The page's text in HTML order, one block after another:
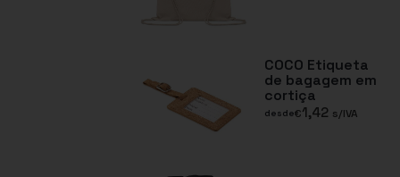
COCO Etiqueta
de bagagem em
cortiça
desde€1,42 s/IVA